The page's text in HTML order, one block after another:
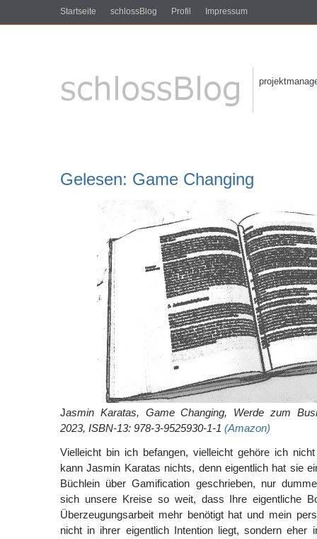
Startseite schlossBlog Profil Impressum
Gelesen: Game Changing
Jasmin Karatas, Game Changing, Werde zum
2023, ISBN-13: 978-3-9525930-1-1 (Amazon)
Vielleicht bin ich befangen, vielleicht gehöre ich
kann Jasmin Karatas nichts, denn eigentlich hat sie
Büchlein über Gamification geschrieben, nur
sich unsere Kreise so weit, dass Ihre eigentliche
Überzeugungsarbeit mehr benötigt hat und mein
nicht in ihrer eigentlich Intention liegt, sondern eher